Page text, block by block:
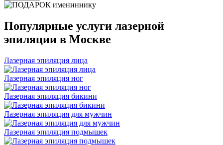
Популярные услуги лазерной
эпиляции в Москве
Лазерная эпиляция лица
Лазерная эпиляция ног
Лазерная эпиляция бикини
Лазерная эпиляция для мужчин
Лазерная эпиляция подмышек